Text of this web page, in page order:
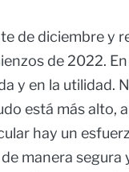
de diciembre y
de 2022.
y en la utilidad.
está más alto,
hay un
manera